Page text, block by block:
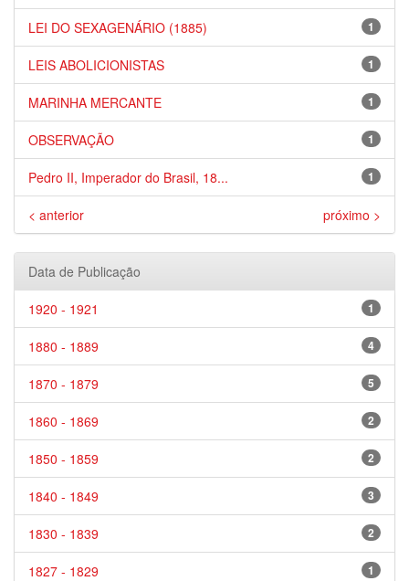
1
LEI DO SEXAGENÁRIO (1885)
1
LEIS ABOLICIONISTAS
1
MARINHA MERCANTE
1
OBSERVAÇÃO
1
Pedro II, Imperador do Brasil, 18...
< anterior próximo >
Data de Publicação
1
1920 - 1921
4
1880 - 1889
5
1870 - 1879
2
1860 - 1869
2
1850 - 1859
3
1840 - 1849
2
1830 - 1839
1
1827 - 1829